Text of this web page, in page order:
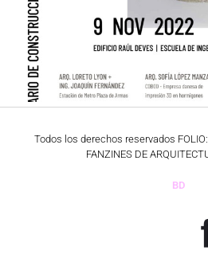
Todos los derechos reservados FOLIO:
FANZINES DE
BD